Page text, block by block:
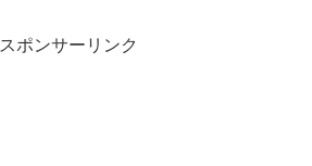
スポンサーリンク